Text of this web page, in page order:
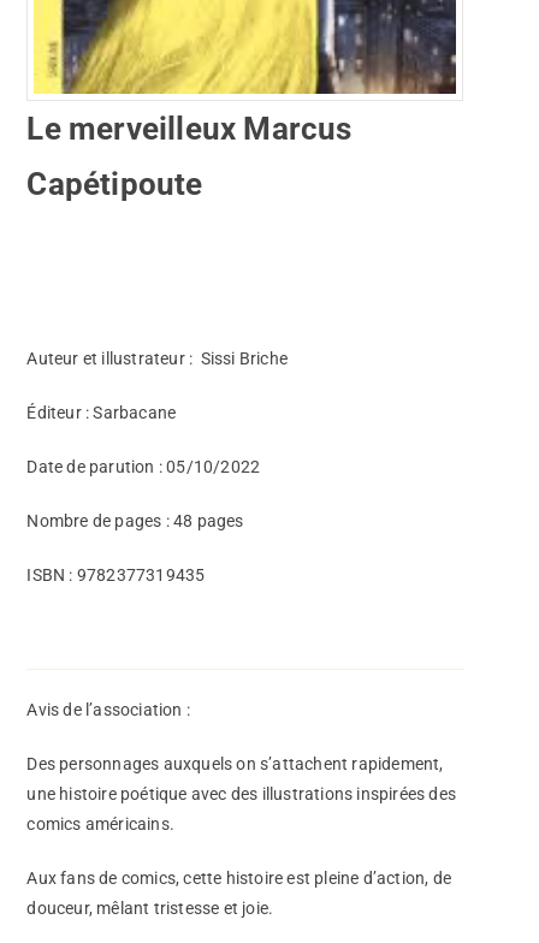
Le merveilleux Marcus
Capétipoute
Auteur et illustrateur : Sissi Briche
Éditeur : Sarbacane
Date de parution : 05/10/2022
Nombre de pages : 48 pages
ISBN : 9782377319435
Avis de l’association :
Des personnages auxquels on s’attachent rapidement,
une histoire poétique avec des illustrations inspirées des
comics américains.
Aux fans de comics, cette histoire est pleine d’action, de
douceur, mêlant tristesse et joie.